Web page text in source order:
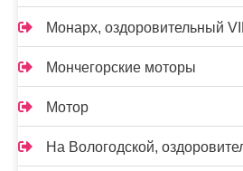
Монарх, оздоровительный
Мончегорские моторы
Мотор
На Вологодской,